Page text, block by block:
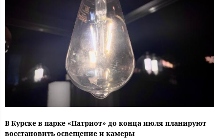
В Курске в парке «Патриот» до конца июля планируют
восстановить освещение и камеры